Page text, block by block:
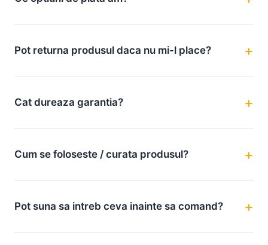
Pot returna produsul daca nu mi-l place?
Cat dureaza garantia?
Cum se foloseste / curata produsul?
Pot suna sa intreb ceva inainte sa comand?